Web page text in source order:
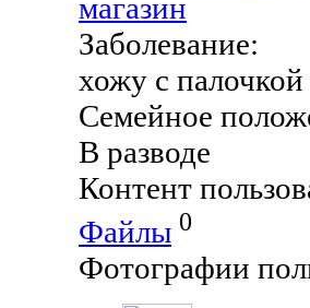
магазин
Заболевание:
хожу с палочкой
Семейное
В разводе
Контент
Файлы 0
Фотографии